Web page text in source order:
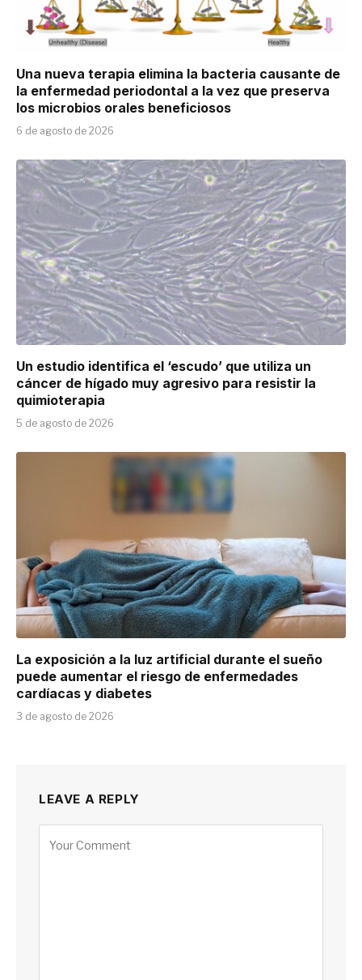
Una nueva terapia elimina la bacteria causante de
la enfermedad periodontal a la vez que preserva
los microbios orales beneficiosos
6 de agosto de 2026
Un estudio identifica el ‘escudo’ que utiliza un
cáncer de hígado muy agresivo para resistir la
quimioterapia
5 de agosto de 2026
La exposición a la luz artificial durante el sueño
puede aumentar el riesgo de enfermedades
cardíacas y diabetes
3 de agosto de 2026
LEAVE A REPLY